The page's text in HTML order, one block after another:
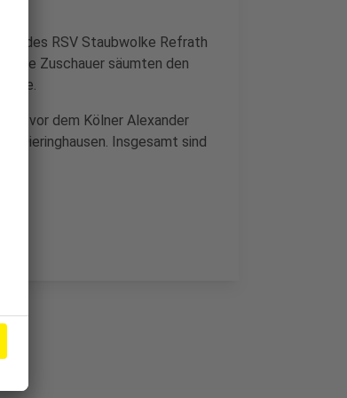
des RSV Staubwolke Refrath
Zuschauer säumten den
vor dem Kölner Alexander
Dieringhausen. Insgesamt sind